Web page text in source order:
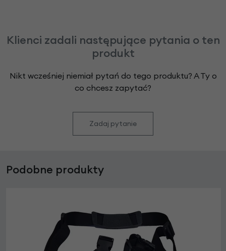
Klienci zadali następujące pytania o ten
produkt
Nikt wcześniej niemiał pytań do tego produktu? A Ty o
co chcesz zapytać?
Zadaj pytanie
Podobne produkty